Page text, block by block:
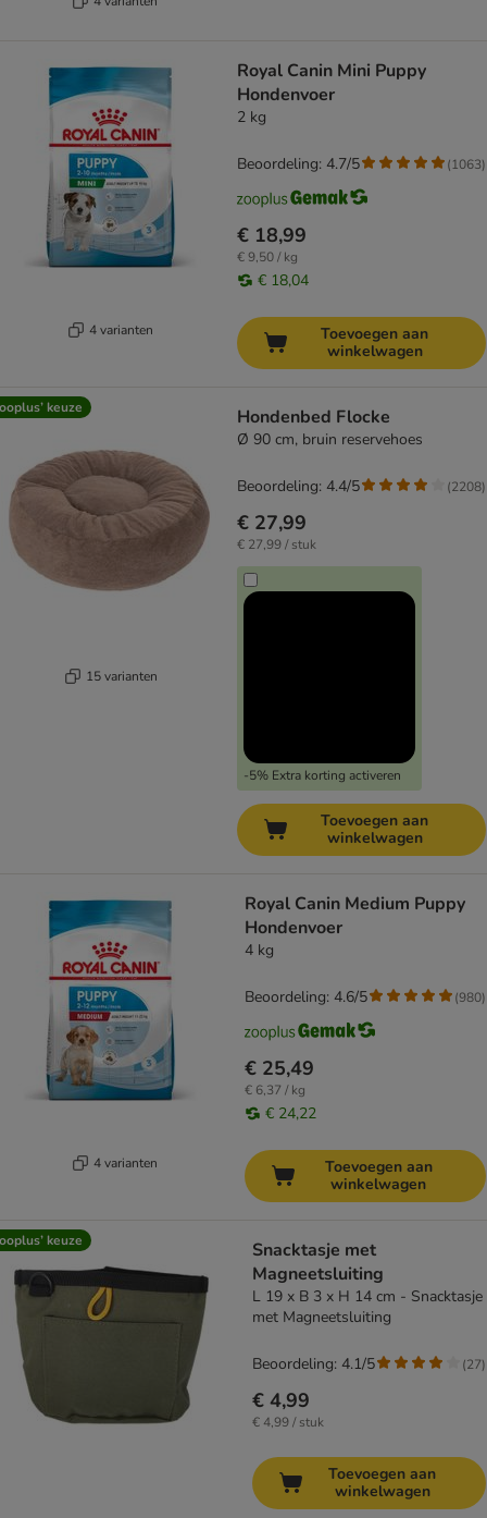
4 varianten
Royal Canin Mini Puppy
Hondenvoer
2 kg
€ 18,99
€ 9,50 / kg
€ 18,04
Beoordeling: 4.7/5 (1063)
Toevoegen aan
winkelwagen
keuze
15 varianten
Hondenbed Flocke
Ø 90 cm, bruin reservehoes
€ 27,99
€ 27,99 / stuk
-5% Extra korting activeren
Beoordeling: 4.4/5 (2208)
Toevoegen aan
winkelwagen
4 varianten
Royal Canin Medium Puppy
Hondenvoer
4 kg
€ 25,49
€ 6,37 / kg
€ 24,22
Beoordeling: 4.6/5 (980)
Toevoegen aan
winkelwagen
keuze
Snacktasje met
Magneetsluiting
L 19 x B 3 x H 14 cm - Snacktasje
met Magneetsluiting
€ 4,99
€ 4,99 / stuk
Beoordeling: 4.1/5 (27)
Toevoegen aan
winkelwagen